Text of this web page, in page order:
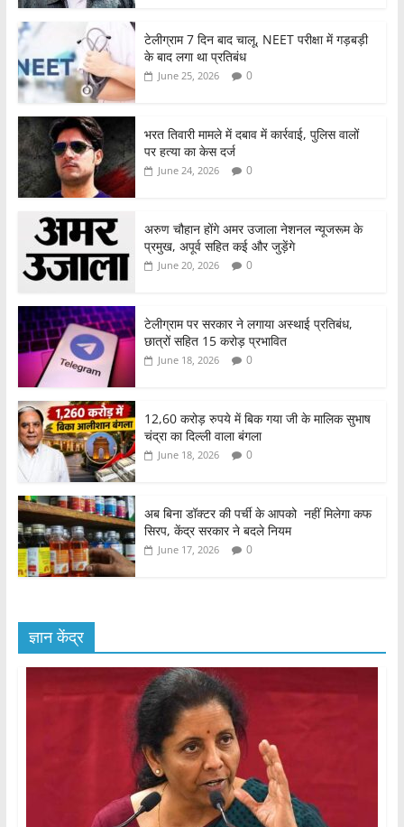
टेलीग्राम 7 दिन बाद चालू, NEET परीक्षा में गड़बड़ी
के बाद लगा था प्रतिबंध
June 25, 2026 0
भरत तिवारी मामले में दबाव में कार्रवाई, पुलिस वालों
पर हत्या का केस दर्ज
June 24, 2026 0
अरुण चौहान होंगे अमर उजाला नेशनल न्यूजरूम के
प्रमुख, अपूर्व सहित कई और जुड़ेंगे
June 20, 2026 0
टेलीग्राम पर सरकार ने लगाया अस्थाई प्रतिबंध,
छात्रों सहित 15 करोड़ प्रभावित
June 18, 2026 0
12,60 करोड़ रुपये में बिक गया जी के मालिक सुभाष
चंद्रा का दिल्ली वाला बंगला
June 18, 2026 0
अब बिना डॉक्टर की पर्ची के आपको नहीं मिलेगा कफ
सिरप, केंद्र सरकार ने बदले नियम
June 17, 2026 0
ज्ञान केंद्र